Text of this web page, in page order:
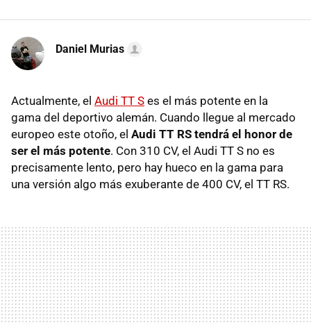
Daniel Murias
Actualmente, el Audi TT S es el más potente en la
gama del deportivo alemán. Cuando llegue al mercado
europeo este otoño, el Audi TT RS tendrá el honor de
ser el más potente. Con 310 CV, el Audi TT S no es
precisamente lento, pero hay hueco en la gama para
una versión algo más exuberante de 400 CV, el TT RS.